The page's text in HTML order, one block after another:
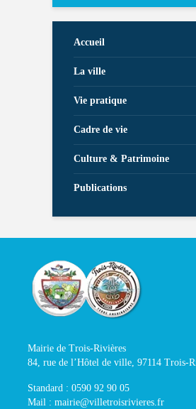
Accueil
La ville
Vie pratique
Cadre de vie
Culture & Patrimoine
Publications
Mairie de Trois-Rivières
84, rue de l’Hôtel de ville, 97114 Trois-
Standard : 0590 92 90 05
Mail : mairie@villetroisrivieres.fr